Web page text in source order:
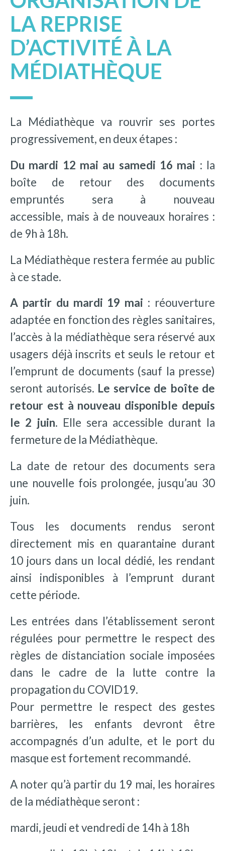
LA REPRISE
D’ACTIVITÉ À LA
MÉDIATHÈQUE
La Médiathèque va rouvrir ses portes
progressivement, en deux étapes :
Du mardi 12 mai au samedi 16 mai : la
boîte de retour des documents
empruntés sera à nouveau
accessible, mais à de nouveaux horaires :
de 9h à 18h.
La Médiathèque restera fermée au public
à ce stade.
A partir du mardi 19 mai : réouverture
adaptée en fonction des règles sanitaires,
l’accès à la médiathèque sera réservé aux
usagers déjà inscrits et seuls le retour et
l’emprunt de documents (sauf la presse)
seront autorisés. Le service de boîte de
retour est à nouveau disponible depuis
le 2 juin. Elle sera accessible durant la
fermeture de la Médiathèque.
La date de retour des documents sera
une nouvelle fois prolongée, jusqu’au 30
juin.
Tous les documents rendus seront
directement mis en quarantaine durant
10 jours dans un local dédié, les rendant
ainsi indisponibles à l’emprunt durant
cette période.
Les entrées dans l’établissement seront
régulées pour permettre le respect des
règles de distanciation sociale imposées
dans le cadre de la lutte contre la
propagation du COVID19.
Pour permettre le respect des gestes
barrières, les enfants devront être
accompagnés d’un adulte, et le port du
masque est fortement recommandé.​
A noter qu’à partir du 19 mai, les horaires
de la médiathèque seront :
mardi, jeudi et vendredi de 14h à 18h